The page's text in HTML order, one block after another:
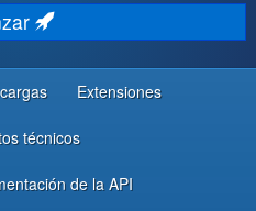
Extensiones
técnicos
de la API